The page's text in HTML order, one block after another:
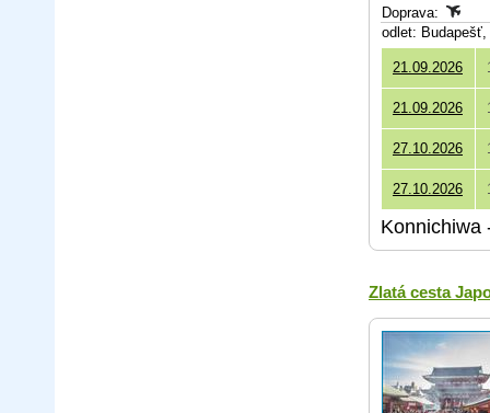
Doprava:
odlet:
21.09.2026
21.09.2026
27.10.2026
27.10.2026
Konnichiwa
Zlatá cesta